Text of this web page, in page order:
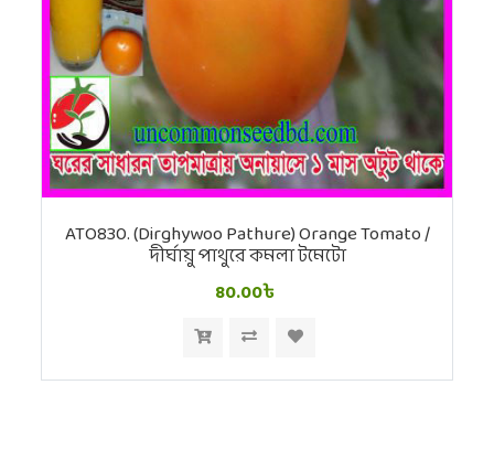
ATO830. (Dirghywoo Pathure) Orange Tomato /
দীর্ঘায়ু পাথুরে কমলা টমেটো
80.00৳